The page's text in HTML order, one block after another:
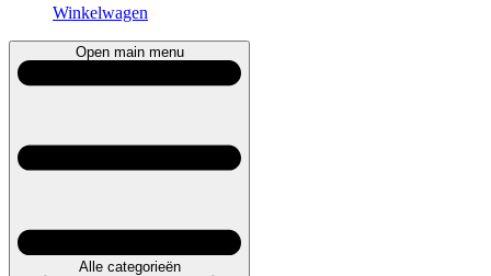
Winkelwagen
Open main menu
Alle categorieën